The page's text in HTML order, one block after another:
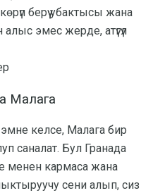
берүү убактысы жана
эмес жерде, атүгүл
Малага
эмне келсе, Малага бир
саналат. Бул Гранада
менен кармаса жана
сени алып, сиз